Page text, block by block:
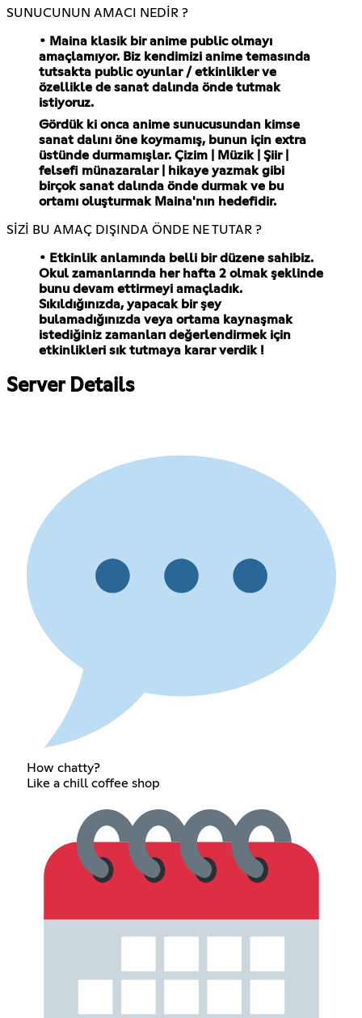
SUNUCUNUN AMACI NEDİR ?
• Maina klasik bir anime public olmayı
amaçlamıyor. Biz kendimizi anime temasında
tutsakta public oyunlar / etkinlikler ve
özellikle de sanat dalında önde tutmak
istiyoruz.
Gördük ki onca anime sunucusundan kimse
sanat dalını öne koymamış, bunun için extra
üstünde durmamışlar. Çizim | Müzik | Şiir |
felsefi münazaralar | hikaye yazmak gibi
birçok sanat dalında önde durmak ve bu
ortamı oluşturmak Maina'nın hedefidir.
SİZİ BU AMAÇ DIŞINDA ÖNDE NE TUTAR ?
• Etkinlik anlamında belli bir düzene sahibiz.
Okul zamanlarında her hafta 2 olmak şeklinde
bunu devam ettirmeyi amaçladık.
Sıkıldığınızda, yapacak bir şey
bulamadığınızda veya ortama kaynaşmak
istediğiniz zamanları değerlendirmek için
etkinlikleri sık tutmaya karar verdik !
Server Details
How chatty?
Like a chill coffee shop